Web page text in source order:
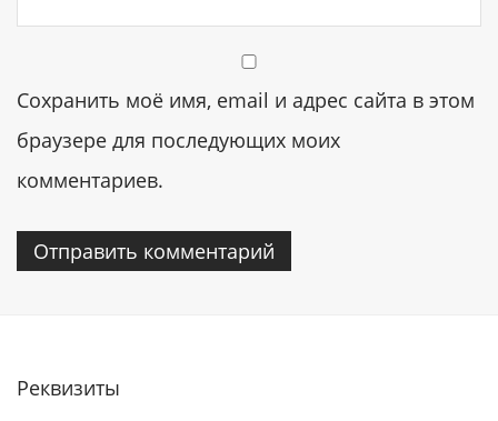
Сохранить моё имя, email и адрес сайта в этом
браузере для последующих моих
комментариев.
Реквизиты